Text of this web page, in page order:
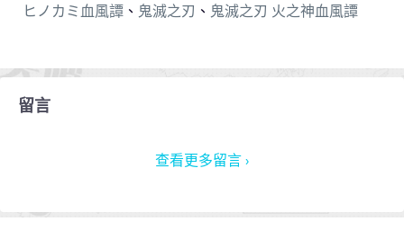
ヒノカミ血風譚 、 鬼滅之刃 、 鬼滅之刃 火之神血風譚
留言
查看更多留言 ›